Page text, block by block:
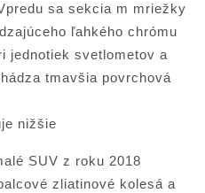
sa sekcia m mriežky
ľahkého chrómu
jednotiek svetlometov a
tmavšia povrchová
nižšie
SUV z roku 2018
zliatinové kolesá a